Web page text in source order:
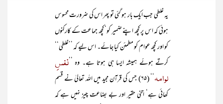
یہ غلطی جب ایک بار ہو گئی تو پھر اس کی ضرورت محسوس
ہوئی کہ اس پر کچھ اپنے ضمیر کو‘ کچھ جماعت کے کارکنوں
کو اور کچھ عوام کو مطمئن کیا جائے۔ اس لیے کہ ’’غلطی‘‘
کرتے ہوئے ہمیشہ ایسا ہی ہوتا ہے۔ وہ ’’ نفسِ
لوامہ
‘‘ (۶۵) جس کی قرآن مجید میں اللہ تعالیٰ نے قسم
کھائی ہے‘ اتنی حقیر اور بے بضاعت چیز نہیں ہے کہ